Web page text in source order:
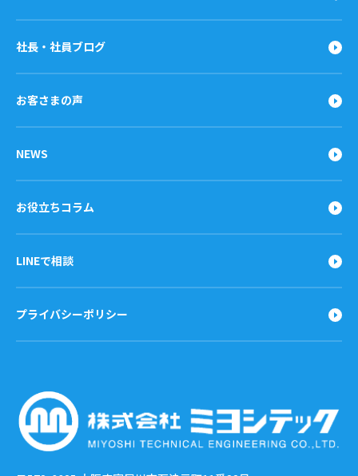
社長・社員ブログ
お客さまの声
NEWS
お役立ちコラム
LINEで相談
プライバシーポリシー